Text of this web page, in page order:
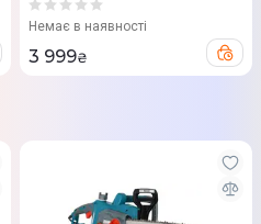
Немає в наявності
3 999₴